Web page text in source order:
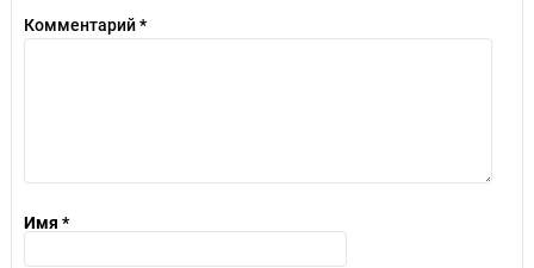
Комментарий*
Имя *